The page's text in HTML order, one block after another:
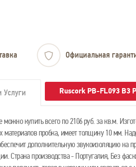
Официальная
Услуги Ruscork PB-FL093 B3
можно купить всего по 2106 руб. за кв.м.
материалов пробка, имеет толщину 10 мм.
дополнительную звукоизоляцию на
Страна производства - Португалия, Без